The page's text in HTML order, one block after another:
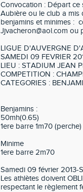
Convocation : Départ
Aubière ou le club a
benjamins et minimes :
Jjvacheron@aol.com ou
LIGUE D'AUVERGNE
SAMEDI 09 FEVRIER
LIEU : STADIUM JEAN
COMPETITION :
CATEGORIES :
Benjamins :
50mh(0.65)
1ere barre 1m70 (perche)
Minime
1ere barre 2m70
Samedi 09 février 2013-
Les athlètes doivent
respectant le règlement